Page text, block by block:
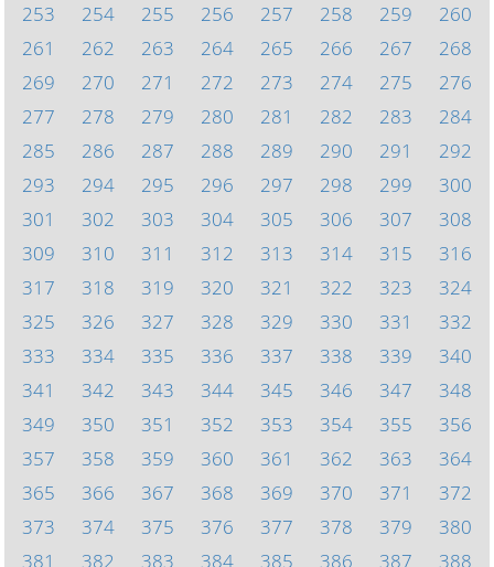
253
254 255 256 257 258 259
260
261
262 263 264 265 266 267
268
269
270 271 272 273 274 275
276
277
278 279 280 281 282 283
284
285
286 287 288 289 290 291
292
293
294 295 296 297 298 299
300
301
302 303 304 305 306 307
308
309
310 311 312 313 314 315
316
317
318 319 320 321 322 323
324
325
326 327 328 329 330 331
332
333
334 335 336 337 338 339
340
341
342 343 344 345 346 347
348
349
350 351 352 353 354 355
356
357
358 359 360 361 362 363
364
365
366 367 368 369 370 371
372
373
374 375 376 377 378 379
380
381
382 383 384 385 386 387 388